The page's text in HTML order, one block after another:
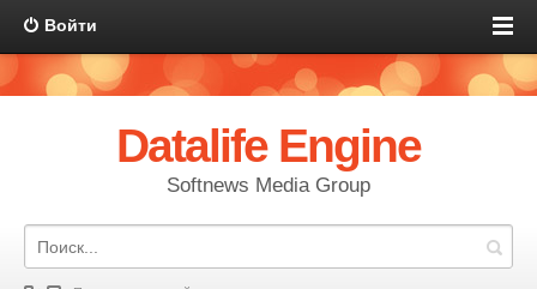
Войти
Datalife Engine
Softnews Media Group